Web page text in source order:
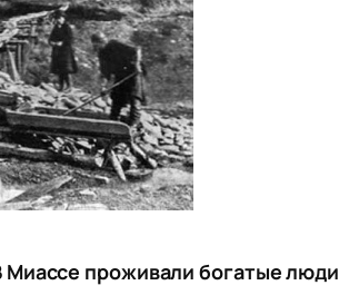
Миассе проживали богатые люди